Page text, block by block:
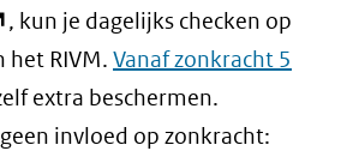
, kun je dagelijks checken op
het RIVM. Vanaf zonkracht 5
extra beschermen.
invloed op zonkracht: